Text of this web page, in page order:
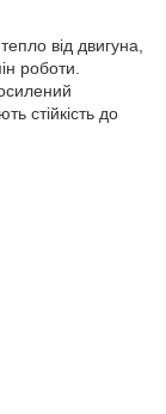
від двигуна,
роботи.
стійкість до